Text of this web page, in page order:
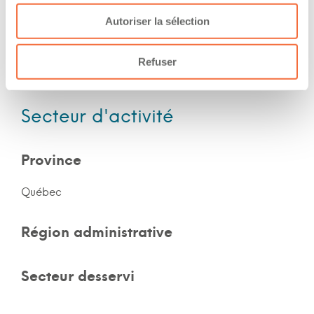
Autoriser la sélection
Refuser
Nombre d'années d'expériences 7 ans
Le chauffeur a de l'expérience en forêt
Le chauffeur a de l'expérience en montagne
Secteur d'activité
Province
Québec
Région administrative
Secteur desservi